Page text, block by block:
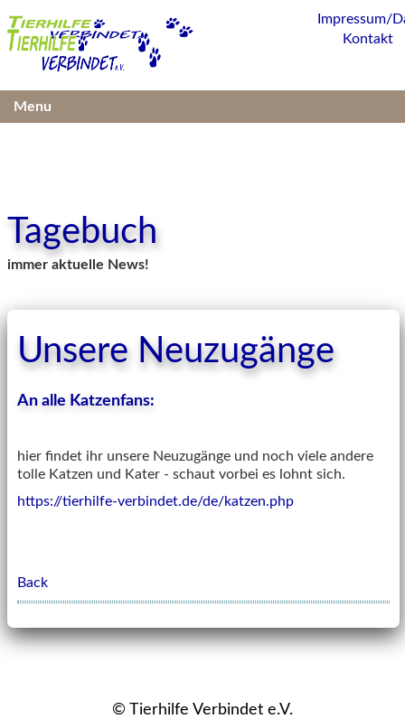
Tagebuch
immer aktuelle News!
Unsere Neuzugänge
An alle Katzenfans:
hier findet ihr unsere Neuzugänge und noch viele andere
tolle Katzen und Kater - schaut vorbei es lohnt sich.
https://tierhilfe-verbindet.de/de/katzen.php
Back
© Tierhilfe Verbindet e.V.
Impressum/
Kontakt
Menu